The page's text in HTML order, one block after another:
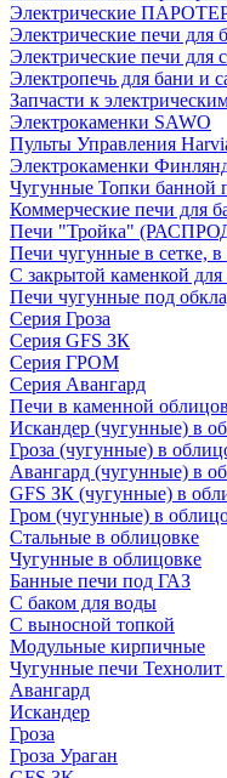
Электрические
Электрические печи для
Электрические печи для
Электропечь для бани и
Запчасти к
Электрокаменки SAWO
Пульты Управления
Электрокаменки
Чугунные Топки банной
Коммерческие печи для
Печи "Тройка"
Печи чугунные в сетке,
С закрытой каменкой для
Печи чугунные под
Серия Гроза
Серия GFS ЗК
Серия ГРОМ
Серия Авангард
Печи в каменной
Искандер (чугунные) в
Гроза (чугунные) в
Авангард (чугунные) в
GFS ЗК (чугунные) в
Гром (чугунные) в
Стальные в облицовке
Чугунные в облицовке
Банные печи под ГАЗ
С баком для воды
С выносной топкой
Модульные кирпичные
Чугунные печи Технолит
Авангард
Искандер
Гроза
Гроза Ураган